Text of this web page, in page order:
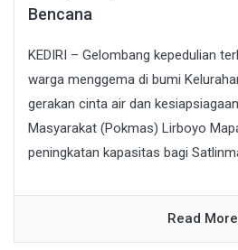
Bencana
KEDIRI – Gelombang kepedulian
warga menggema di bumi
gerakan cinta air dan
Masyarakat (Pokmas) Lirboyo
peningkatan kapasitas bagi
Read More